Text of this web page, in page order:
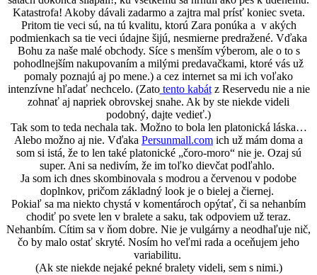
Katastrofa! Akoby dávali zadarmo a zajtra mal prísť koniec sveta.
Pritom tie veci sú, na tú kvalitu, ktorú Zara ponúka a v akých
podmienkach sa tie veci údajne šijú, nesmierne predražené. Vďaka
Bohu za naše malé obchody. Síce s menším výberom, ale o to s
pohodlnejším nakupovaním a milými predavačkami, ktoré vás už
pomaly poznajú aj po mene.) a cez internet sa mi ich voľako
intenzívne hľadať nechcelo. (Zatotento kabátz Reservedu nie a nie
zohnať aj napriek obrovskej snahe. Ak by ste niekde videli
podobný, dajte vedieť.)
Tak som to teda nechala tak. Možno to bola len platonická láska…
Alebo možno aj nie. Vďaka Persunmall.com ich už mám doma a
som si istá, že to len také platonické „čoro-moro“ nie je. Ozaj sú
super. Ani sa nedivím, že im toľko dievčat podľahlo.
Ja som ich dnes skombinovala s modrou a červenou v podobe
doplnkov, pričom základný look je o bielej a čiernej.
Pokiaľ sa ma niekto chystá v komentároch opýtať, či sa nehanbím
chodiť po svete len v bralete a saku, tak odpoviem už teraz.
Nehanbím. Cítim sa v ňom dobre. Nie je vulgárny a neodhaľuje nič,
čo by malo ostať skryté. Nosím ho veľmi rada a oceňujem jeho
variabilitu.
(Ak ste niekde nejaké pekné bralety videli, sem s nimi.)